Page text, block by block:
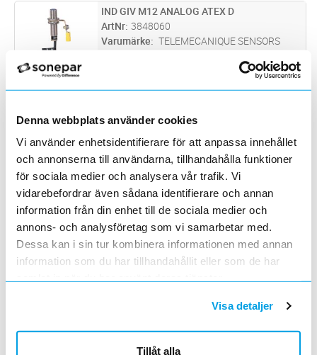
Denna webbplats använder cookies
Vi använder enhetsidentifierare för att anpassa innehållet
och annonserna till användarna, tillhandahålla funktioner
för sociala medier och analysera vår trafik. Vi
vidarebefordrar även sådana identifierare och annan
information från din enhet till de sociala medier och
annons- och analysföretag som vi samarbetar med.
Dessa kan i sin tur kombinera informationen med annan
information som du har tillhandahållit eller som de har
samlat in när du har använt deras tjänster.
Visa detaljer
Tillåt alla
ST Lägg i kundvagn
IND GIV M12 ANALOG ATEX D
ArtNr 3848060
Varumärke
TELEMECANIQUE SENSORS
Sn=2mm - 12..24VDC - kabel 2m
ST Lägg i kundvagn
IND GIV M18 ANALOG ATEX D
Varumärke TELEMECANIQUE SENSORS
Induktiv givare XS1 M18 - L52.5mm - mässing
- Sn=5mm - 12..24VDC - kabel 2m
ST Lägg i kundvagn
IND GIV M30 ANALOG ATEX D
ArtNr 3848062
Varumärke TELEMECANIQUE SENSORS
Induktiv givare XS1 M30 - L50mm - mässing -
Sn=10mm - 12..24VDC - kabel 2m
ST Lägg i kundvagn
IND GIV M12 ATEX D
ArtNr
3848063
Sn=4mm - 12..48VDC - kabel 10m
ST Lägg i kundvagn